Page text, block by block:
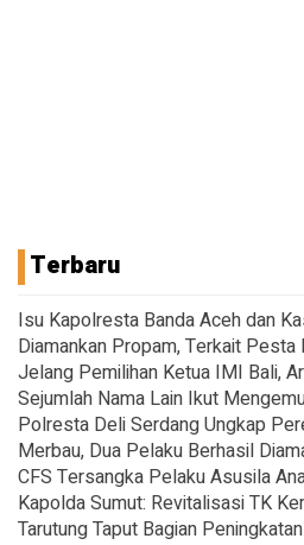
Terbaru
Isu Kapolresta Banda Aceh dan
Diamankan Propam, Terkait Pesta
Jelang Pemilihan Ketua IMI Bali,
Sejumlah Nama Lain Ikut
Polresta Deli Serdang Ungkap
Merbau, Dua Pelaku Berhasil
CFS Tersangka Pelaku Asusila
Kapolda Sumut: Revitalisasi TK
Tarutung Taput Bagian